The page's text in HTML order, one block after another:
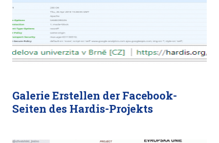
Galerie Erstellen der Facebook-
Seiten des Hardis-Projekts